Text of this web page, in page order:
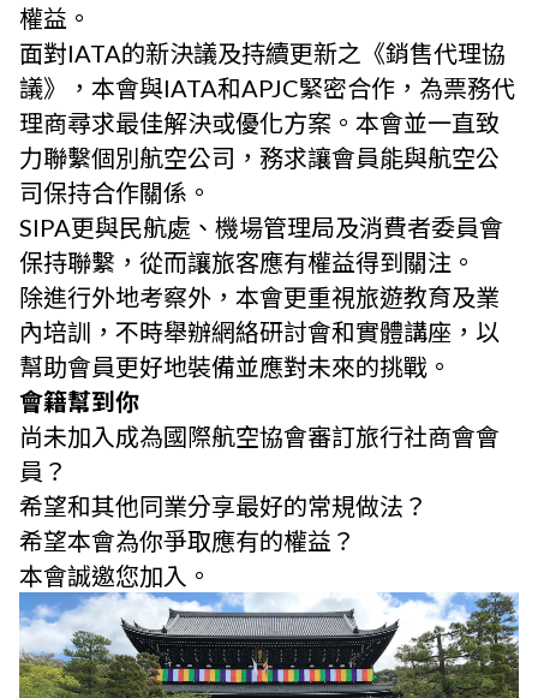
權益。
面對IATA的新決議及持續更新之《銷售代理協
議》，本會與IATA和APJC緊密合作，為票務代
理商尋求最佳解決或優化方案。本會並一直致
力聯繫個別航空公司，務求讓會員能與航空公
司保持合作關係。
SIPA更與民航處、機場管理局及消費者委員會
保持聯繫，從而讓旅客應有權益得到關注。
除進行外地考察外，本會更重視旅遊教育及業
內培訓，不時舉辦網絡研討會和實體講座，以
幫助會員更好地裝備並應對未來的挑戰。
會籍幫到你
尚未加入成為國際航空協會審訂旅行社商會會
員？
希望和其他同業分享最好的常規做法？
希望本會為你爭取應有的權益？
本會誠邀您加入。